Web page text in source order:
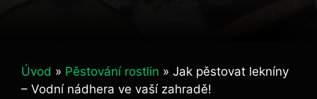
Úvod » Pěstování rostlin » Jak pěstovat lekníny
– Vodní nádhera ve vaší zahradě!